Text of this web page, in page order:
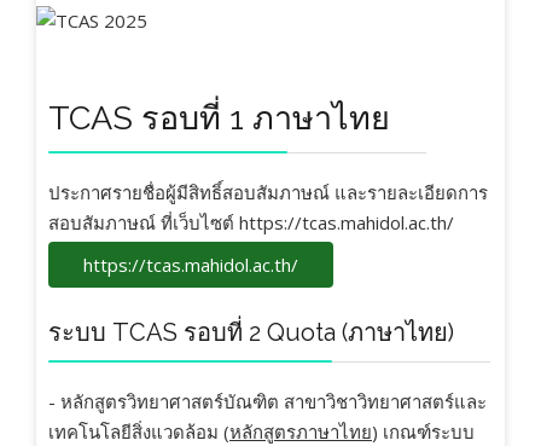
TCAS รอบที่ 1 ภาษาไทย
ประกาศรายชื่อผู้มีสิทธิ์สอบสัมภาษณ์ และรายละเอียดการ
สอบสัมภาษณ์ ที่เว็บไซต์ https://tcas.mahidol.ac.th/
https://tcas.mahidol.ac.th/
ระบบ TCAS รอบที่ 2 Quota (ภาษาไทย)
- หลักสูตรวิทยาศาสตร์บัณฑิต สาขาวิชาวิทยาศาสตร์และ
เทคโนโลยีสิ่งแวดล้อม (หลักสูตรภาษาไทย) เกณฑ์ระบบ